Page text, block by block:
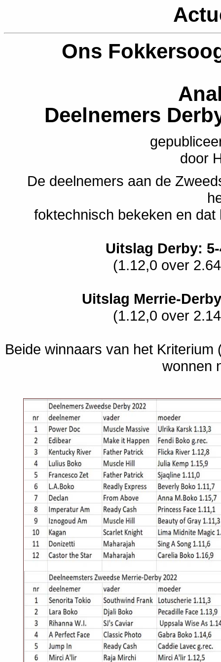
Ons
Deelnemers
door
De deelnemers aan de
foktechnisch bekeken en
Uitslag Derby: 5-
(1.12,0 over
Uitslag Merrie-
(1.12,0 over
Beide winnaars van het
wonnen